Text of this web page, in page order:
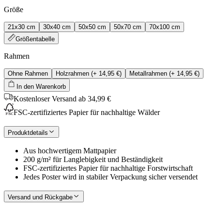
Größe
21x30 cm 30x40 cm 50x50 cm 50x70 cm
70x100 cm
Größentabelle
Rahmen
Ohne Rahmen Holzrahmen (+ 14,95 €) Metallrahmen (+ 14,95 €)
In den Warenkorb
Kostenloser Versand ab 34,99 €
FSC-zertifiziertes Papier für nachhaltige Wälder
Produktdetails
Aus hochwertigem Mattpapier
200 g/m² für Langlebigkeit und Beständigkeit
FSC-zertifiziertes Papier für nachhaltige Forstwirtschaft
Jedes Poster wird in stabiler Verpackung sicher versendet
Versand und Rückgabe